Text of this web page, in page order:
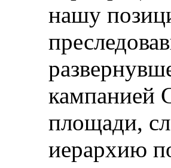
нашу
кампанией
площади,
иерархию